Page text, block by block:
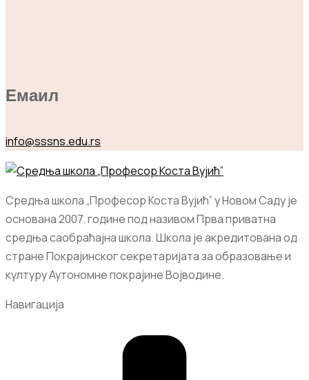
Емаил
info@sssns.edu.rs
Средња школа „Професор Коста Вујић” у Новом Саду је
основана 2007. године под називом Прва приватна
средња саобраћајна школа. Школа је акредитована од
стране Покрајинског секретаријата за образовање и
културу Аутономне покрајине Војводине.
Навигација